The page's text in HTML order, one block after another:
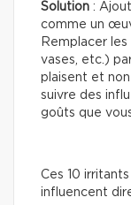
Solution :
comme un
Remplacer
vases, etc.)
plaisent et
suivre des
goûts que
Ces 10
influencent